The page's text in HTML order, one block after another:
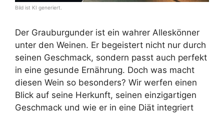
Bild ist KI generiert.
Der Grauburgunder ist ein wahrer Alleskönner
unter den Weinen. Er begeistert nicht nur durch
seinen Geschmack, sondern passt auch perfekt
in eine gesunde Ernährung. Doch was macht
diesen Wein so besonders? Wir werfen einen
Blick auf seine Herkunft, seinen einzigartigen
Geschmack und wie er in eine Diät integriert